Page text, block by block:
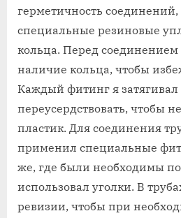
герметичность
специальные резиновые
кольца. Перед соединением
наличие кольца‚ чтобы
Каждый фитинг я затягивал
переусердствовать‚ чтобы
пластик. Для соединения
применил специальные
же‚ где были необходимы
использовал уголки. В
ревизии‚ чтобы при